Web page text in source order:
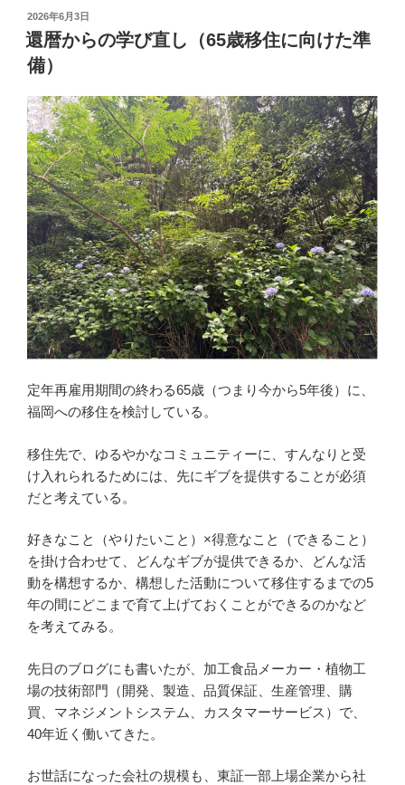
投
稿
日:
2026年6月3日
還暦からの学び直し（65歳移住に向けた準
備）
定年再雇用期間の終わる65歳（つまり今から5年後）に、
福岡への移住を検討している。
移住先で、ゆるやかなコミュニティーに、すんなりと受
け入れられるためには、先にギブを提供することが必須
だと考えている。
好きなこと（やりたいこと）×得意なこと（できること）
を掛け合わせて、どんなギブが提供できるか、どんな活
動を構想するか、構想した活動について移住するまでの5
年の間にどこまで育て上げておくことができるのかなど
を考えてみる。
先日のブログにも書いたが、加工食品メーカー・植物工
場の技術部門（開発、製造、品質保証、生産管理、購
買、マネジメントシステム、カスタマーサービス）で、
40年近く働いてきた。
お世話になった会社の規模も、東証一部上場企業から社